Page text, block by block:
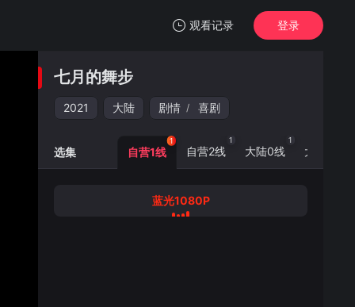
观看记录
我的观影记录
蓝光1080P
七月的舞步
登录
七月的舞步
2021 大陆 剧情 / 喜剧
七月的舞步 -蓝光1080P
选集 自营1线
1
自营2线
1
大陆0线
1
大陆5线
蓝光1080P